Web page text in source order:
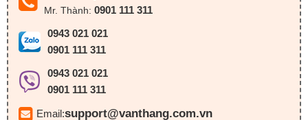
Mr. Thành: 0901 111 311
0943 021 021
0901 111 311
0943 021 021
0901 111 311
Email:support@vanthang.com.vn